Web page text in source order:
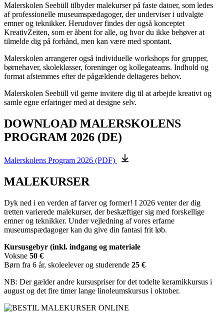
Malerskolen Seebüll tilbyder malekurser på faste datoer, som ledes
af professionelle museumspædagoger, der underviser i udvalgte
emner og teknikker. Herudover findes der også konceptet
KreativZeiten, som er åbent for alle, og hvor du ikke behøver at
tilmelde dig på forhånd, men kan være med spontant.
Malerskolen arrangerer også individuelle workshops for grupper,
børnehaver, skoleklasser, foreninger og kollegateams. Indhold og
format afstemmes efter de pågældende deltageres behov.
Malerskolen Seebüll vil gerne invitere dig til at arbejde kreativt og
samle egne erfaringer med at designe selv.
DOWNLOAD MALERSKOLENS
PROGRAM 2026 (DE)
Malerskolens Program 2026 (PDF)
MALEKURSER
Dyk ned i en verden af farver og former! I 2026 venter der dig
tretten varierede malekurser, der beskæftiger sig med forskellige
emner og teknikker. Under vejledning af vores erfarne
museumspædagoger kan du give din fantasi frit løb.
Kursusgebyr (inkl. indgang og materiale
Voksne 50 €
Børn fra 6 år, skoleelever og studerende 25 €
NB: Der gælder andre kursuspriser for det todelte keramikkursus i
august og det fire timer lange linoleumskursus i oktober.